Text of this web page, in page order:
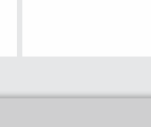
台湾（中国語）